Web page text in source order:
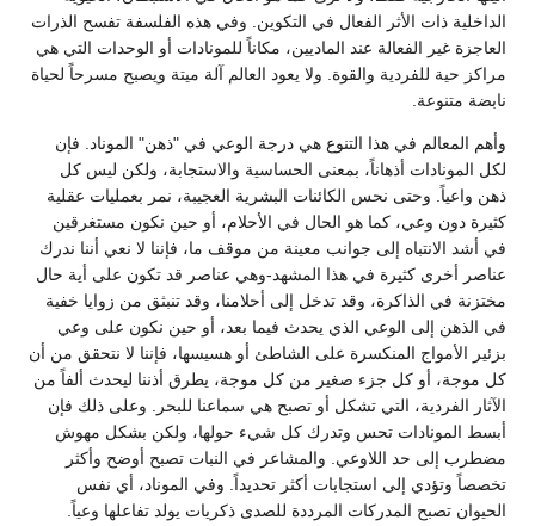
الداخلية ذات الأثر الفعال في التكوين. وفي هذه الفلسفة تفسح الذرات
العاجزة غير الفعالة عند الماديين، مكاناً للمونادات أو الوحدات التي هي
مراكز حية للفردية والقوة. ولا يعود العالم آلة ميتة ويصبح مسرحاً لحياة
نابضة متنوعة.
وأهم المعالم في هذا التنوع هي درجة الوعي في "ذهن" الموناد. فإن
لكل المونادات أذهاناً، بمعنى الحساسية والاستجابة، ولكن ليس كل
ذهن واعياً. وحتى نحس الكائنات البشرية العجيبة، نمر بعمليات عقلية
كثيرة دون وعي، كما هو الحال في الأحلام، أو حين نكون مستغرقين
في أشد الانتباه إلى جوانب معينة من موقف ما، فإننا لا نعي أننا ندرك
عناصر أخرى كثيرة في هذا المشهد-وهي عناصر قد تكون على أية حال
مختزنة في الذاكرة، وقد تدخل إلى أحلامنا، وقد تنبثق من زوايا خفية
في الذهن إلى الوعي الذي يحدث فيما بعد، أو حين نكون على وعي
بزئير الأمواج المنكسرة على الشاطئ أو هسيسها، فإننا لا نتحقق من أن
كل موجة، أو كل جزء صغير من كل موجة، يطرق أذننا ليحدث ألفاً من
الآثار الفردية، التي تشكل أو تصبح هي سماعنا للبحر. وعلى ذلك فإن
أبسط المونادات تحس وتدرك كل شيء حولها، ولكن بشكل مهوش
مضطرب إلى حد اللاوعي. والمشاعر في النبات تصبح أوضح وأكثر
تخصصاً وتؤدي إلى استجابات أكثر تحديداً. وفي الموناد، أي نفس
الحيوان تصبح المدركات المرددة للصدى ذكريات يولد تفاعلها وعياً.